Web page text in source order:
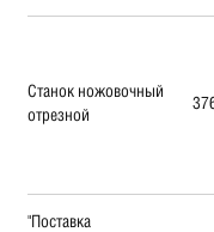
Станок ножовочный
отрезной
"Поставка